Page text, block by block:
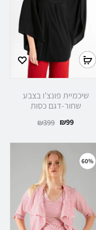
שיכמיית פונצ'ו בצבע
שחור-דגם כסות
₪399 ₪99
60%